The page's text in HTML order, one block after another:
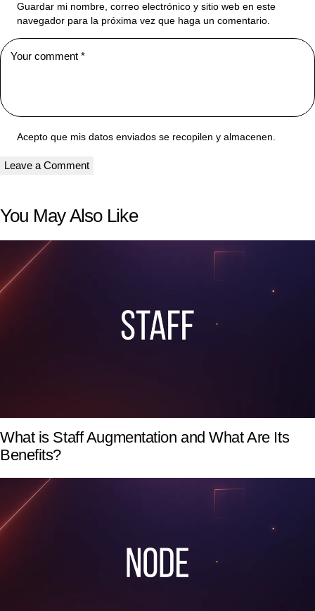
Guardar mi nombre, correo electrónico y sitio web en este
navegador para la próxima vez que haga un comentario.
Acepto que mis datos enviados se recopilen y almacenen.
You May Also Like
What is Staff Augmentation and What Are Its
Benefits?